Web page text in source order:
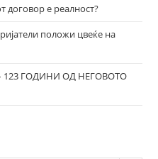
договор е реалност?
положи цвеќе на
123 ГОДИНИ ОД НЕГОВОТО